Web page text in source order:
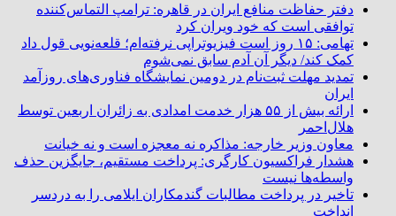
دفتر حفاظت منافع ایران در قاهره: ترامپ التماس‌کننده
توافقی است که خود ویران کرد
تهامی: ۱۵ روز است فیزیوتراپی نرفته‌ام؛ قلعه‌نویی قول داد
کمک کند/ دیگر آن آدم سابق نمی‌شوم
تمدید مهلت ثبت‌نام در دومین نمایشگاه فناوری‌های روزآمد
ایران
ارائه بیش از ۵۵ هزار خدمت امدادی به زائران اربعین توسط
هلال‌احمر
معاون وزیر خارجه: مذاکره نه معجزه است و نه خیانت
هشدار فراکسیون کارگری: پرداخت مستقیم، جایگزین حذف
واسطه‌ها نیست
تاخیر در پرداخت مطالبات گندمکاران ایلامی را به دردسر
انداخت